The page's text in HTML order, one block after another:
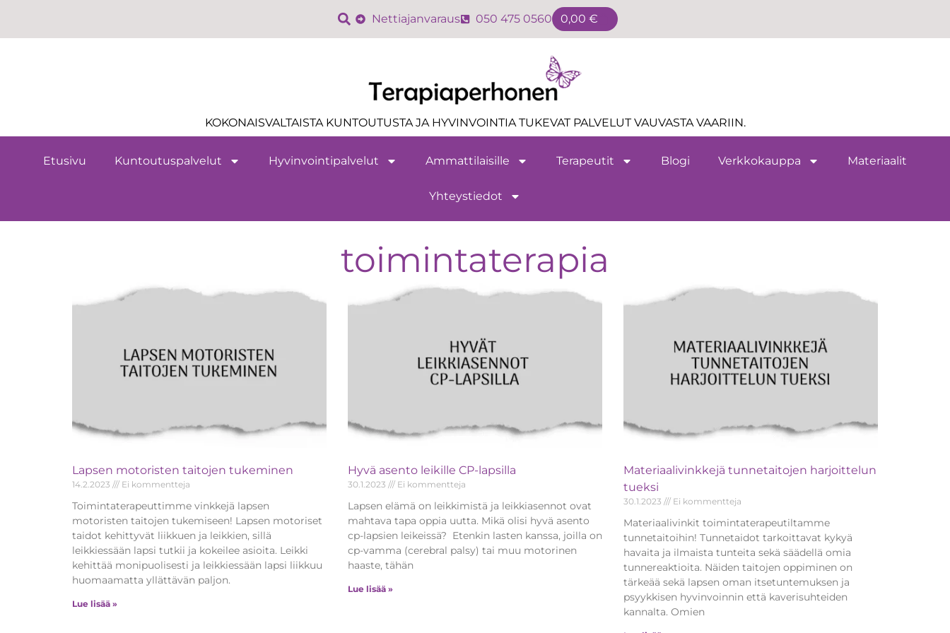
Nettiajanvaraus 050 475 0560 0,00 €
KOKONAISVALTAISTA KUNTOUTUSTA JA HYVINVOINTIA TUKEVAT PALVELUT VAUVASTA VAARIIN.
Etusivu Kuntoutuspalvelut Hyvinvointipalvelut Ammattilaisille Terapeutit Blogi Verkkokauppa Materiaalit
Yhteystiedot
toimintaterapia
Lapsen motoristen taitojen tukeminen
14.2.2023 Ei kommentteja
Toimintaterapeuttimme vinkkejä lapsen
motoristen taitojen tukemiseen! Lapsen motoriset
taidot kehittyvät liikkuen ja leikkien, sillä
leikkiessään lapsi tutkii ja kokeilee asioita. Leikki
kehittää monipuolisesti ja leikkiessään lapsi liikkuu
huomaamatta yllättävän paljon.
Lue lisää »
Hyvä asento leikille CP-lapsilla
30.1.2023 Ei kommentteja
Lapsen elämä on leikkimistä ja leikkiasennot ovat
mahtava tapa oppia uutta. Mikä olisi hyvä asento
cp-lapsien leikeissä? Etenkin lasten kanssa, joilla on
cp-vamma (cerebral palsy) tai muu motorinen
haaste, tähän
Lue lisää »
Materiaalivinkkejä tunnetaitojen harjoittelun
tueksi
30.1.2023 Ei kommentteja
Materiaalivinkit toimintaterapeutiltamme
tunnetaitoihin! Tunnetaidot tarkoittavat kykyä
havaita ja ilmaista tunteita sekä säädellä omia
tunnereaktioita. Näiden taitojen oppiminen on
tärkeää sekä lapsen oman itsetuntemuksen ja
psyykkisen hyvinvoinnin että kaverisuhteiden
kannalta. Omien